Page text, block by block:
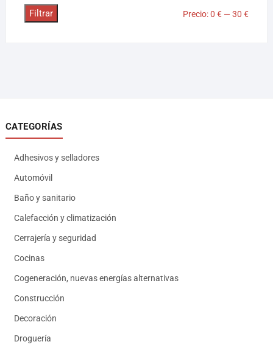
Filtrar Precio:0 € —30 €
CATEGORÍAS
Adhesivos y selladores
Automóvil
Baño y sanitario
Calefacción y climatización
Cerrajería y seguridad
Cocinas
Cogeneración, nuevas energías alternativas
Construcción
Decoración
Droguería